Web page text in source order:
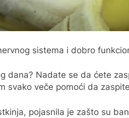
sistema i dobro
dana? Nadate se da ćete
svako veče pomoći da
pojasnila je zašto su